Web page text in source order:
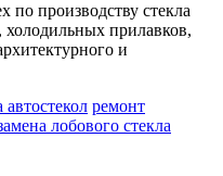
производству стекла
холодильных прилавков,
и
автостекол ремонт
лобового стекла